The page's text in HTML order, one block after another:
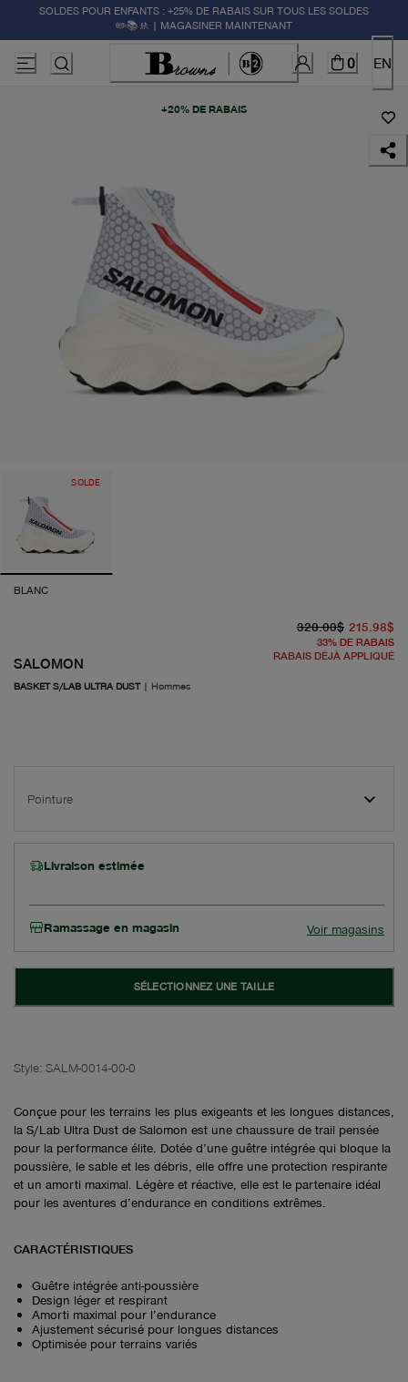
SOLDES POUR ENFANTS : +25% DE RABAIS SUR TOUS LES SOLDES
✏️📚🚸 | MAGASINER MAINTENANT
0 EN
+20% DE RABAIS
SOLDE
BLANC
SALOMON
BASKET S/LAB ULTRA DUST| Hommes
320.00$ 215.98$
33% DE RABAIS
RABAIS DÉJÀ APPLIQUÉ
Pointure
Livraison estimée
Ramassage en magasin Voir magasins
SÉLECTIONNEZ UNE TAILLE
Style: SALM-0014-00-0
Conçue pour les terrains les plus exigeants et les longues distances,
la S/Lab Ultra Dust de Salomon est une chaussure de trail pensée
pour la performance élite. Dotée d’une guêtre intégrée qui bloque la
poussière, le sable et les débris, elle offre une protection respirante
et un amorti maximal. Légère et réactive, elle est le partenaire idéal
pour les aventures d’endurance en conditions extrêmes.
CARACTÉRISTIQUES
Guêtre intégrée anti-poussière
Design léger et respirant
Amorti maximal pour l’endurance
Ajustement sécurisé pour longues distances
Optimisée pour terrains variés